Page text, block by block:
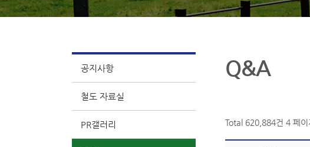
공지사항
철도 자료실
PR갤러리
Q&A
Total 620,884건 4 페이